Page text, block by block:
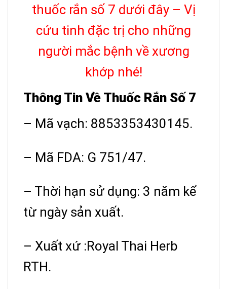
thuốc rắn số 7 dưới đây – Vị
cứu tinh đặc trị cho những
người mắc bệnh về xương
khớp nhé!
Thông Tin Về Thuốc Rắn Số 7
– Mã vạch: 8853353430145.
– Mã FDA: G 751/47.
– Thời hạn sử dụng: 3 năm kể
từ ngày sản xuất.
– Xuất xứ :Royal Thai Herb
RTH.